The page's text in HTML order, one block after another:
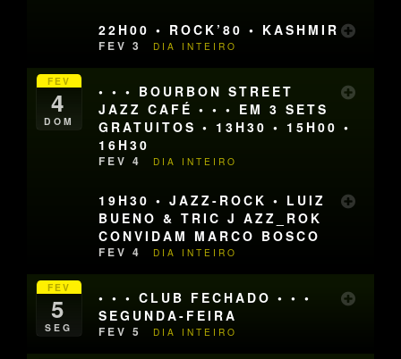
22H00 • ROCK’80 • KASHMIR
FEV 3 DIA INTEIRO
FEV
4
DOM
• • • BOURBON STREET
JAZZ CAFÉ • • • EM 3 SETS
GRATUITOS • 13H30 • 15H00 •
16H30
FEV 4 DIA INTEIRO
19H30 • JAZZ-ROCK • LUIZ
BUENO & TRIC J AZZ_ROK
CONVIDAM MARCO BOSCO
FEV 4 DIA INTEIRO
FEV
5
SEG
• • • CLUB FECHADO • • •
SEGUNDA-FEIRA
FEV 5 DIA INTEIRO